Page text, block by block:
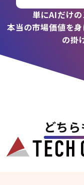
単にAIだけの
本当の市場価値を
の掛
どち